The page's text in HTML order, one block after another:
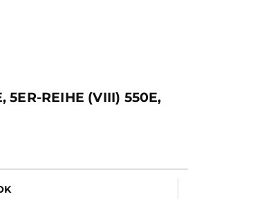
5ER-REIHE (VIII) 550E,